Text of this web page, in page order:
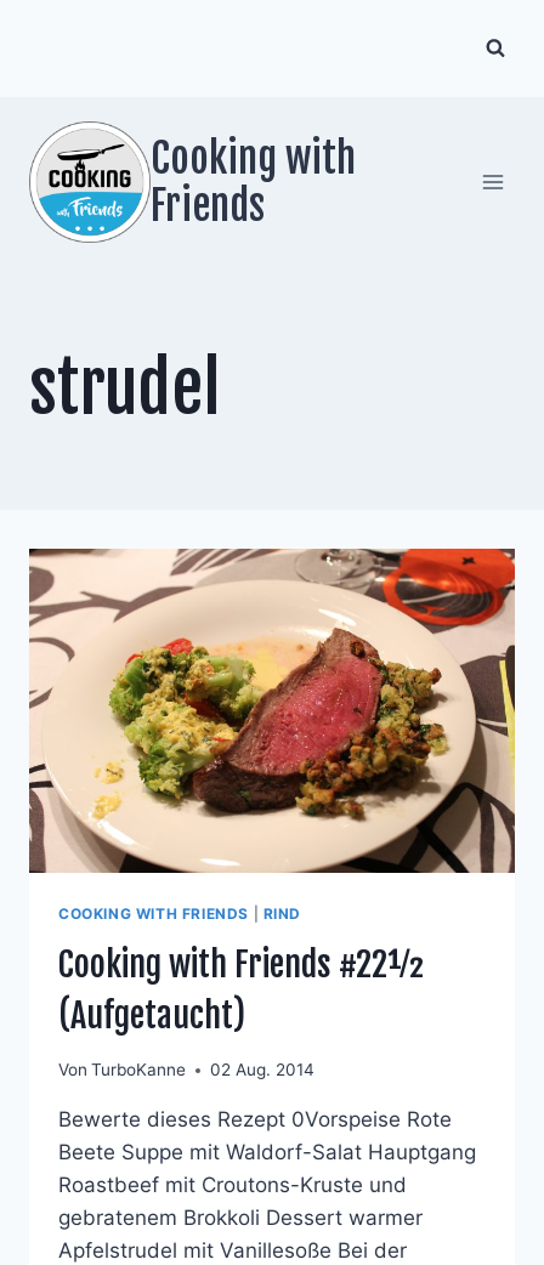
Cooking with
Friends
strudel
COOKING WITH FRIENDS RIND
Cooking with Friends #22½
(Aufgetaucht)
Von TurboKanne 02 Aug. 2014
Bewerte dieses Rezept 0Vorspeise Rote
Beete Suppe mit Waldorf-Salat Hauptgang
Roastbeef mit Croutons-Kruste und
gebratenem Brokkoli Dessert warmer
Apfelstrudel mit Vanillesoße Bei der